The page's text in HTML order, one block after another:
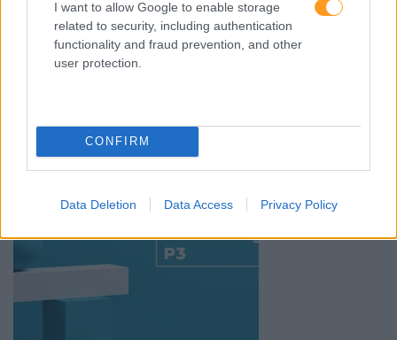
I want to allow Google to enable storage
related to security, including authentication
functionality and fraud prevention, and other
user protection.
CONFIRM
Data Deletion Data Access Privacy Policy
COMUNICAÇÃO INTERNA